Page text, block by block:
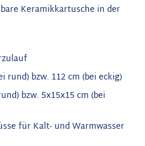
Keramikkartusche in der
rund) bzw. 112 cm (bei eckig)
bzw. 5x15x15 cm (bei
für Kalt- und Warmwasser